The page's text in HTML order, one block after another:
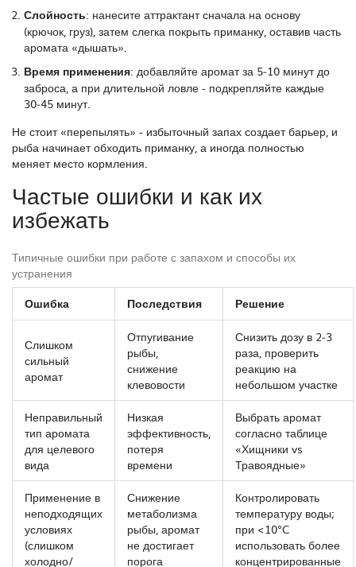
Слойность: нанесите аттрактант сначала на основу
(крючок, груз), затем слегка покрыть приманку, оставив часть
аромата «дышать».
Время применения: добавляйте аромат за 5‑10 минут до
заброса, а при длительной ловле - подкрепляйте каждые
30‑45 минут.
Не стоит «перепылять» - избыточный запах создает барьер, и
рыба начинает обходить приманку, а иногда полностью
меняет место кормления.
Частые ошибки и как их
избежать
Типичные ошибки при работе с запахом и способы их
устранения
Ошибка Последствия Решение
Слишком
сильный
аромат
Отпугивание
рыбы,
снижение
клевовости
Снизить дозу в 2‑3
раза, проверить
реакцию на
небольшом участке
Неправильный
тип аромата
для целевого
вида
Низкая
эффективность,
потеря
времени
Выбрать аромат
согласно таблице
«Хищники vs
Травоядные»
Применение в
неподходящих
условиях
(слишком
холодно/
Снижение
метаболизма
рыбы, аромат
не достигает
порога
Контролировать
температуру воды;
при <10°C
использовать более
концентрированные